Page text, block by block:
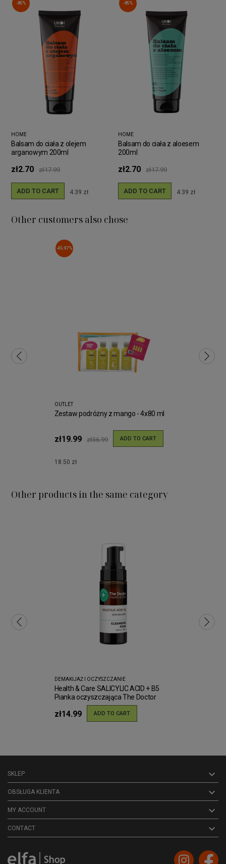
-85%
HOME
Balsam do ciała z olejem
arganowym 200ml
zł2.70 zł17.99
ADD TO CART 4.39 zł
-85%
HOME
Balsam do ciała z aloesem
200ml
zł2.70 zł17.99
ADD TO CART 4.39 zł
Other customers also chose
-45.97%
OUTLET
Zestaw podróżny z mango - 4x80 ml
zł19.99 zł36.99 ADD TO CART
18.50 zł
Other products in the same category
DEMAKIJAŻ I OCZYSZCZANIE
Health & Care SALICYLIC ACID + B5
Pianka oczyszczająca The Doctor
zł14.99 ADD TO CART
SKLEP 
OBSŁUGA KLIENTA 
MY ACCOUNT 
CONTACT keyboard_arrow_down